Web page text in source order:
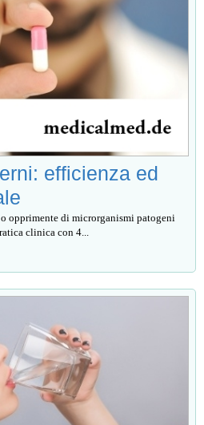
efficienza ed
opprimente di microrganismi patogeni
clinica con 4...